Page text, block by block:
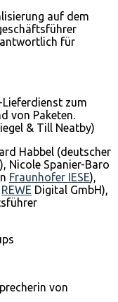
auf dem
für
Lieferdienst zum
von Paketen.
& Till Neatby)
Habbel (deutscher
), Nicole Spanier-Baro
Fraunhofer IESE),
REWE Digital GmbH),
von